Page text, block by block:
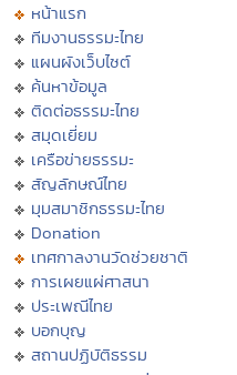
หน้าแรก
ทีมงานธรรมะไทย
แผนผังเว็บไซต์
ค้นหาข้อมูล
ติดต่อธรรมะไทย
สมุดเยี่ยม
เครือข่ายธรรมะ
สัญลักษณ์ไทย
มุมสมาชิกธรรมะไทย
Donation
เทศกาลงานวัดช่วยชาติ
การเผยแผ่ศาสนา
ประเพณีไทย
บอกบุญ
สถานปฏิบัติธรรม